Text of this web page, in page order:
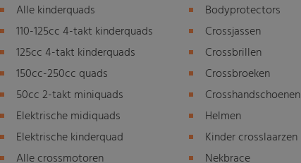
Alle kinderquads
110-125cc 4-takt kinderquads
125cc 4-takt kinderquads
150cc-250cc quads
50cc 2-takt miniquads
Elektrische midiquads
Elektrische kinderquad
Alle crossmotoren
Bodyprotectors
Crossjassen
Crossbrillen
Crossbroeken
Crosshandschoenen
Helmen
Kinder crosslaarzen
Nekbrace